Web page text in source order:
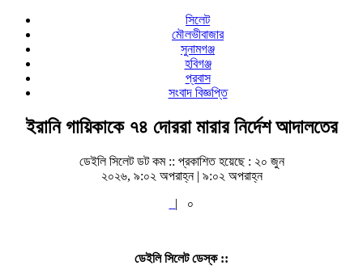
সিলেট
মৌলভীবাজার
সুনামগঞ্জ
হবিগঞ্জ
প্রবাস
সংবাদ বিজ্ঞপ্তি
ইরানি গায়িকাকে ৭৪ দোররা মারার নির্দেশ আদালতের
ডেইলি সিলেট ডট কম :: প্রকাশিত হয়েছে : ২০ জুন
২০২৬, ৯:০২ অপরাহ্ন | ৯:০২ অপরাহ্ন
|
০
ডেইলি সিলেট ডেস্ক ::